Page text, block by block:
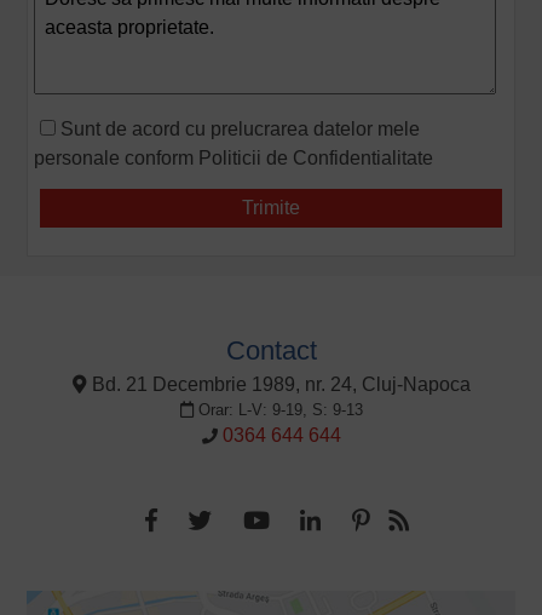
Sunt de acord cu prelucrarea datelor mele
personale conform Politicii de Confidentialitate
Contact
Bd. 21 Decembrie 1989, nr. 24, Cluj-Napoca
Orar: L-V: 9-19, S: 9-13
0364 644 644